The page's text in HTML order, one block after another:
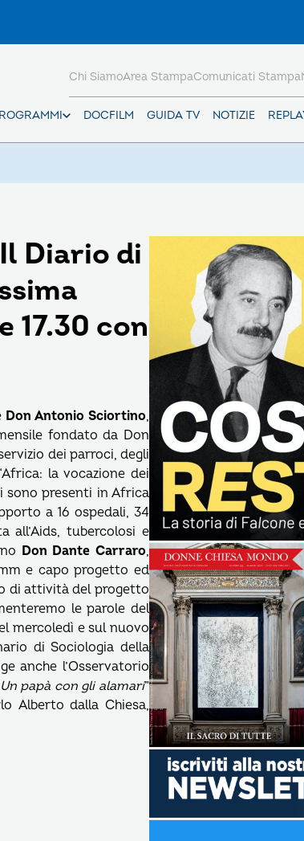
DOCFILM GUIDA TV NOTIZIE
Chi SiamoArea StampaComunicati Stampa
Diario di
17.30 con
Don Antonio Sciortino,
fondato da Don
dei parroci, degli
la vocazione dei
sono presenti in Africa
a 16 ospedali, 34
tubercolosi e
Don Dante Carraro,
e capo progetto ed
di attività del progetto
le parole del
mercoledì e sul nuovo
di Sociologia della
anche l’Osservatorio
Un papà con gli alamari”
Alberto dalla Chiesa,